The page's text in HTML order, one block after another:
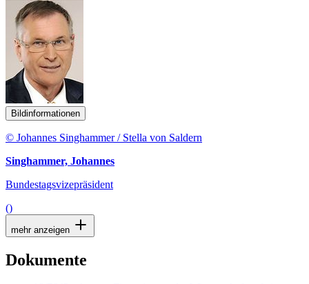
Bildinformationen
© Johannes Singhammer / Stella von Saldern
Singhammer, Johannes
Bundestagsvizepräsident
()
mehr anzeigen
Dokumente